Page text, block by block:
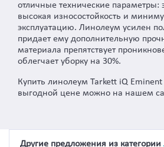
отличные технические параметры:
высокая износостойкость и
эксплуатацию. Линолеум усилен
придает ему дополнительную
материала препятствует
облегчает уборку на 30%.
Купить линолеум Tarkett iQ
выгодной цене можно на нашем
Другие предложения из категории